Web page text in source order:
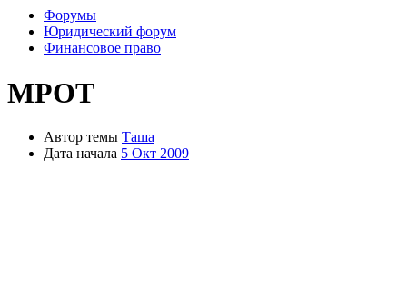
Форумы
Юридический форум
Финансовое право
МРОТ
Автор темы Таша
Дата начала 5 Окт 2009